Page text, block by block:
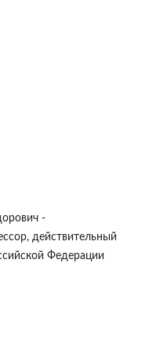
-
действительный
Федерации